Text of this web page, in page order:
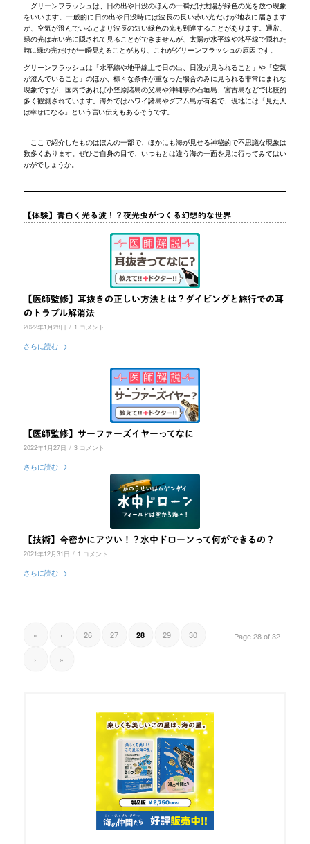
グリーンフラッシュは、日の出や日没のほんの一瞬だけ太陽が緑色の光を放つ現象
をいいます。一般的に日の出や日没時には波長の長い赤い光だけが地表に届きます
が、空気が澄んでいるとより波長の短い緑色の光も到達することがあります。通常、
緑の光は赤い光に隠されて見ることができませんが、太陽が水平線や地平線で隠れた
時に緑の光だけが一瞬見えることがあり、これがグリーンフラッシュの原因です。
グリーンフラッシュは「水平線や地平線上で日の出、日没が見られること」や「空気
が澄んでいること」のほか、様々な条件が重なった場合のみに見られる非常にまれな
現象ですが、国内であれば小笠原諸島の父島や沖縄県の石垣島、宮古島などで比較的
多く観測されています。海外ではハワイ諸島やグアム島が有名で、現地には「見た人
は幸せになる」という言い伝えもあるそうです。
ここで紹介したものはほんの一部で、ほかにも海が見せる神秘的で不思議な現象は
数多くあります。ぜひご自身の目で、いつもとは違う海の一面を見に行ってみてはい
かがでしょうか。
【体験】青白く光る波！？夜光虫がつくる幻想的な世界
【医師監修】耳抜きの正しい方法とは？ダイビングと旅行での耳
のトラブル解消法
2022年1月28日 / 1 コメント
さらに読む
【医師監修】サーファーズイヤーってなに
2022年1月27日 / 3 コメント
さらに読む
【技術】今密かにアツい！？水中ドローンって何ができるの？
2021年12月31日 / 1 コメント
さらに読む
Page 28 of 32
« ‹ 26 27 28 29 30
› »